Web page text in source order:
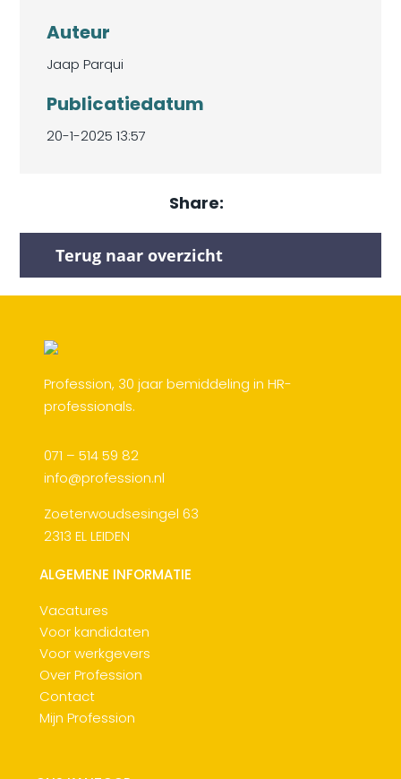
Auteur
Jaap Parqui
Publicatiedatum
20-1-2025 13:57
Share:
Terug naar overzicht
Profession, 30 jaar bemiddeling in HR-
professionals.
071 – 514 59 82
info@profession.nl
Zoeterwoudsesingel 63
2313 EL LEIDEN
ALGEMENE INFORMATIE
Vacatures
Voor kandidaten
Voor werkgevers
Over Profession
Contact
Mijn Profession